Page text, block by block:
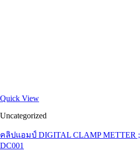
Quick View
Uncategorized
คลิปแอมป์ DIGITAL CLAMP METTER ;
DC001